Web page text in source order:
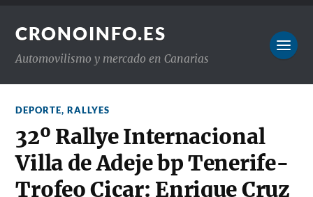
CRONOINFO.ES
Automovilismo y mercado en Canarias
DEPORTE,RALLYES
32º Rallye Internacional
Villa de Adeje bp Tenerife-
Trofeo Cicar: Enrique Cruz